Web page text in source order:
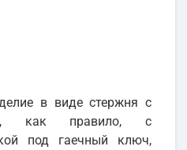
в виде стержня с
как правило, с
под гаечный ключ,